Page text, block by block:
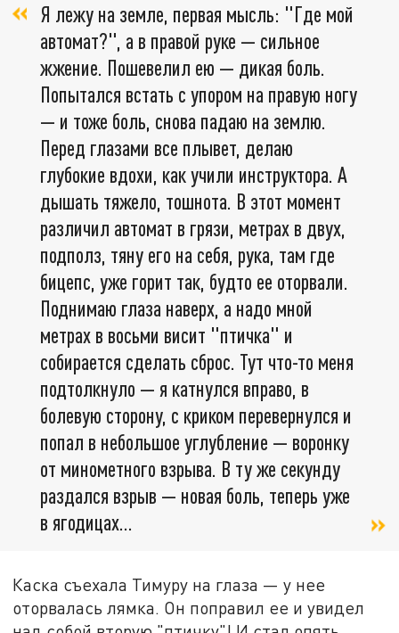
Я лежу на земле, первая мысль: "Где мой
автомат?", а в правой руке — сильное
жжение. Пошевелил ею — дикая боль.
Попытался встать с упором на правую ногу
— и тоже боль, снова падаю на землю.
Перед глазами все плывет, делаю
глубокие вдохи, как учили инструктора. А
дышать тяжело, тошнота. В этот момент
различил автомат в грязи, метрах в двух,
подполз, тяну его на себя, рука, там где
бицепс, уже горит так, будто ее оторвали.
Поднимаю глаза наверх, а надо мной
метрах в восьми висит "птичка" и
собирается сделать сброс. Тут что-то меня
подтолкнуло — я катнулся вправо, в
болевую сторону, с криком перевернулся и
попал в небольшое углубление — воронку
от минометного взрыва. В ту же секунду
раздался взрыв — новая боль, теперь уже
в ягодицах...
Каска съехала Тимуру на глаза — у нее
оторвалась лямка. Он поправил ее и увидел